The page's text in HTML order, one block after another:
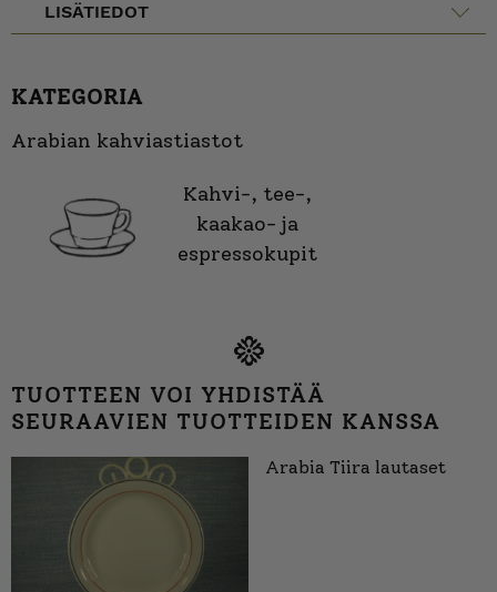
LISÄTIEDOT
KATEGORIA
Arabian kahviastiastot
Kahvi-, tee-,
kaakao- ja
espressokupit
TUOTTEEN VOI YHDISTÄÄ
SEURAAVIEN TUOTTEIDEN KANSSA
Arabia Tiira lautaset